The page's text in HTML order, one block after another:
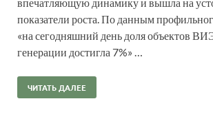
показатели роста. По данным
«на сегодняшний день доля объектов
генерации достигла 7%» …
ЧИТАТЬ ДАЛЕЕ